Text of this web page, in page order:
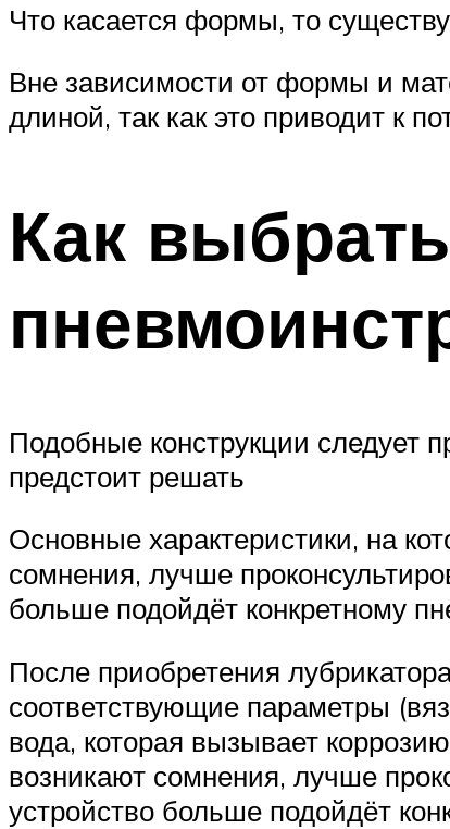
Что касается формы, то
Вне зависимости от формы и
длиной, так как это приводит к
Как
Подобные конструкции следует
предстоит решать
Основные характеристики, на
сомнения, лучше
больше подойдёт конкретному
После приобретения
соответствующие параметры
вода, которая вызывает
возникают сомнения, лучше
устройство больше подойдёт